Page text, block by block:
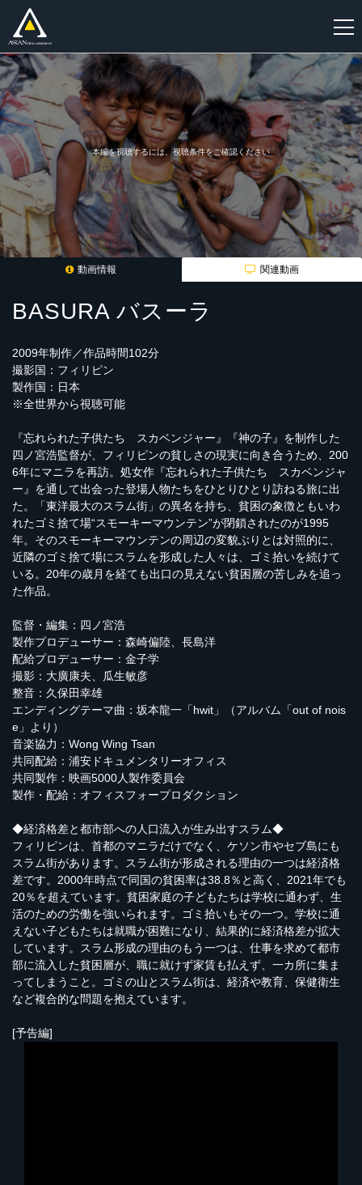
新
規
登
録
本編を視聴するには、視聴条件をご確認ください
動画情報 関連動画
BASURA バスーラ
2009年制作／作品時間102分
撮影国：フィリピン
製作国：日本
※全世界から視聴可能
『忘れられた子供たち スカベンジャー』『神の子』を制作した
四ノ宮浩監督が、フィリピンの貧しさの現実に向き合うため、200
6年にマニラを再訪。処女作『忘れられた子供たち スカベンジャ
ー』を通して出会った登場人物たちをひとりひとり訪ねる旅に出
た。「東洋最大のスラム街」の異名を持ち、貧困の象徴ともいわ
れたゴミ捨て場“スモーキーマウンテン”が閉鎖されたのが1995
年。そのスモーキーマウンテンの周辺の変貌ぶりとは対照的に、
近隣のゴミ捨て場にスラムを形成した人々は、ゴミ拾いを続けて
いる。20年の歳月を経ても出口の見えない貧困層の苦しみを追っ
た作品。
監督・編集：四ノ宮浩
製作プロデューサー：森崎偏陸、長島洋
配給プロデューサー：金子学
撮影：大廣康夫、瓜生敏彦
整音：久保田幸雄
エンディングテーマ曲：坂本龍一「hwit」（アルバム「out of nois
e」より）
音楽協力：Wong Wing Tsan
共同配給：浦安ドキュメンタリーオフィス
共同製作：映画5000人製作委員会
製作・配給：オフィスフォープロダクション
◆経済格差と都市部への人口流入が生み出すスラム◆
フィリピンは、首都のマニラだけでなく、ケソン市やセブ島にも
スラム街があります。スラム街が形成される理由の一つは経済格
差です。2000年時点で同国の貧困率は38.8％と高く、2021年でも
20％を超えています。貧困家庭の子どもたちは学校に通わず、生
活のための労働を強いられます。ゴミ拾いもその一つ。学校に通
えない子どもたちは就職が困難になり、結果的に経済格差が拡大
しています。スラム形成の理由のもう一つは、仕事を求めて都市
部に流入した貧困層が、職に就けず家賃も払えず、一カ所に集ま
ってしまうこと。ゴミの山とスラム街は、経済や教育、保健衛生
など複合的な問題を抱えています。
[予告編]